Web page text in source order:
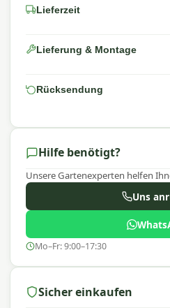
Lieferzeit
Lieferung & Montage
Rücksendung
Hilfe benötigt?
Unsere Gartenexperten helfen
Uns
Mo–Fr: 9:00–17:30
Sicher einkaufen